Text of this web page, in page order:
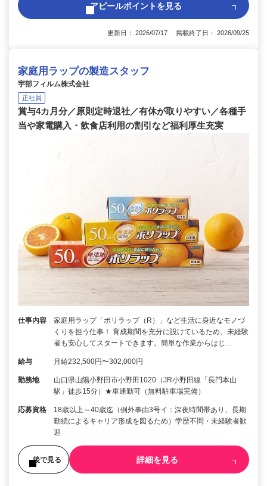
アピールポイントを見る
更新日： 2026/07/17 掲載終了日： 2026/09/25
家庭用ラップの製造スタッフ
宇部フィルム株式会社
正社員
賞与4カ月分／原則定時退社／有休が取りやすい／各種手
当や家電購入・飲食店利用の割引など福利厚生充実
仕事内容
家庭用ラップ「ポリラップ（R）」など生活に身近なモノづ
くりを担う仕事！ 育成期間を充分に設けているため、未経験
者も安心してスタートできます。簡単な作業からはじ…
給与 月給232,500円〜302,000円
勤務地
山口県山陽小野田市小野田1020（JR小野田線「長門本山
駅」徒歩15分）★車通勤可（無料駐車場完備）
応募資格
18歳以上～40歳迄（例外事由3号イ：深夜時間帯あり、長期
勤続によるキャリア形成を図るため）学歴不問・未経験者歓
迎
後で見る 詳細を見る